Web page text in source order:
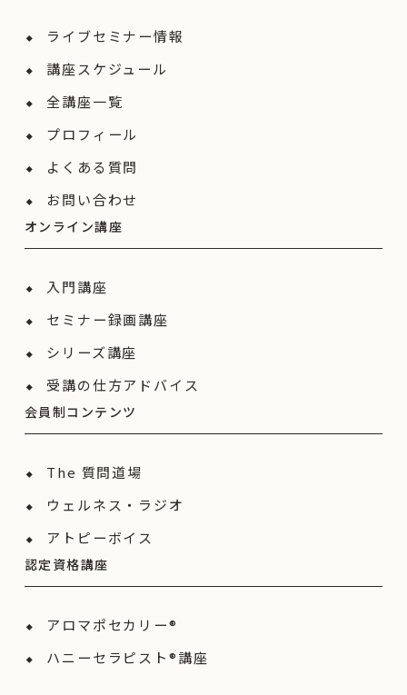
ライブセミナー情報
講座スケジュール
全講座一覧
プロフィール
よくある質問
お問い合わせ
オンライン講座
入門講座
セミナー録画講座
シリーズ講座
受講の仕方アドバイス
会員制コンテンツ
The 質問道場
ウェルネス・ラジオ
アトピーボイス
認定資格講座
アロマポセカリー®
ハニーセラピスト®︎講座